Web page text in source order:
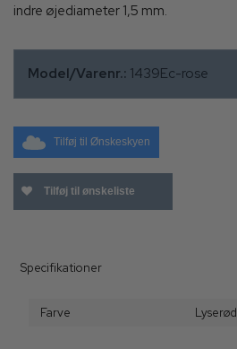
indre øjediameter 1,5 mm.
Model/Varenr.: 1439Ec-rose
Tilføj til Ønskeskyen
Tilføj til ønskeliste
Specifikationer
Farve Lyserød